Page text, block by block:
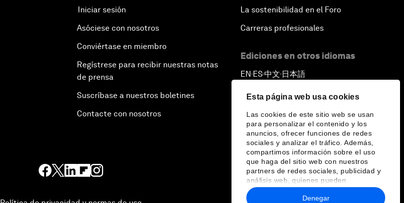
Esta página web usa cookies
Las cookies de este sitio web se usan
para personalizar el contenido y los
anuncios, ofrecer funciones de redes
sociales y analizar el tráfico. Además,
compartimos información sobre el uso
que haga del sitio web con nuestros
partners de redes sociales, publicidad y
análisis web, quienes pueden
combinarla con otra información que les
haya proporcionado o que hayan
Denegar
Iniciar sesión
Asóciese con nosotros
Conviértase en miembro
Regístrese para recibir nuestras notas
de prensa
Suscríbase a nuestros boletines
Contacte con nosotros
La sostenibilidad en el Foro
Carreras profesionales
Ediciones en otros idiomas
EN ▪ES▪中文▪ 日本語